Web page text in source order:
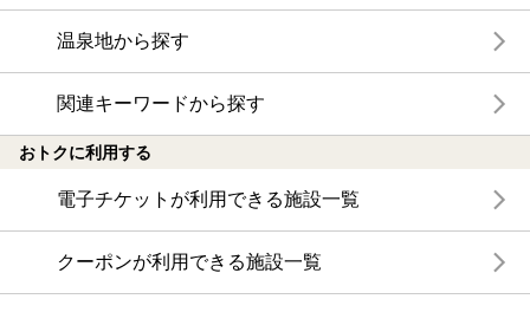
温泉地から探す
関連キーワードから探す
おトクに利用する
電子チケットが利用できる施設一覧
クーポンが利用できる施設一覧